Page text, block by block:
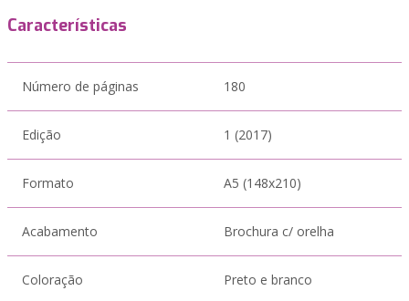
Características
Número de páginas 180
Edição 1 (2017)
Formato A5 (148x210)
Acabamento Brochura c/ orelha
Coloração Preto e branco